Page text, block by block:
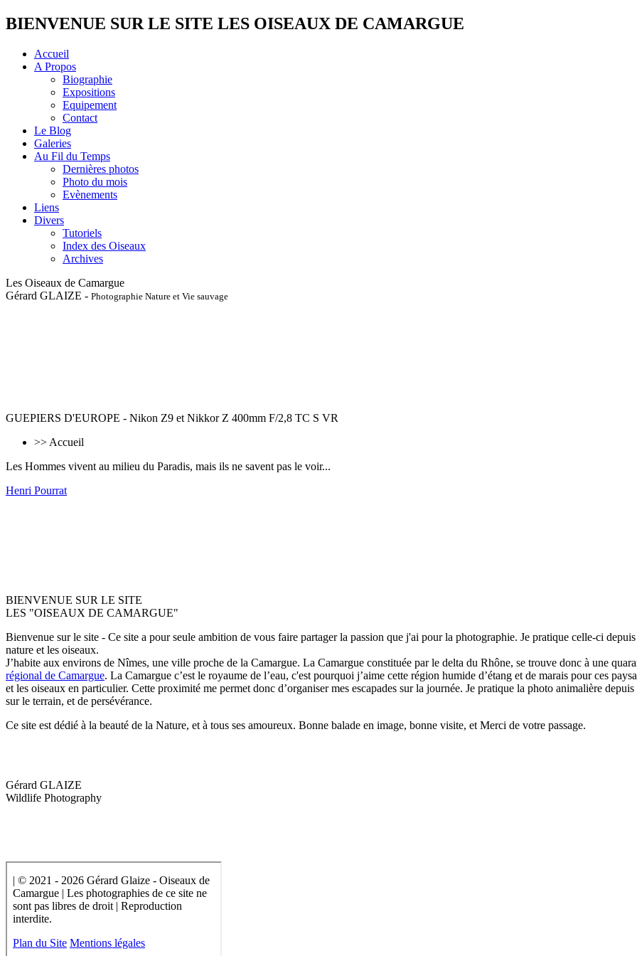
BIENVENUE SUR LE SITE LES OISEAUX DE CAMARGUE
Accueil
A Propos
Biographie
Expositions
Equipement
Contact
Le Blog
Galeries
Au Fil du Temps
Dernières photos
Photo du mois
Evènements
Liens
Divers
Tutoriels
Index des Oiseaux
Archives
Les Oiseaux de Camargue
Gérard GLAIZE - Photographie Nature et Vie sauvage
GUEPIERS D'EUROPE - Nikon Z9 et Nikkor Z 400mm F/2,8 TC S VR
>> Accueil
Les Hommes vivent au milieu du Paradis, mais ils ne savent pas le voir...
Henri Pourrat
BIENVENUE SUR LE SITE
LES "OISEAUX DE CAMARGUE"
Bienvenue sur le site - Ce site a pour seule ambition de vous faire partager la passion que j'ai pour la photographie. Je pratique celle-ci
nature et les oiseaux.
J’habite aux environs de Nîmes, une ville proche de la Camargue. La Camargue constituée par le delta du Rhône, se trouve donc à une
régional de Camargue. La Camargue c’est le royaume de l’eau, c'est pourquoi j’aime cette région humide d’étang et de marais pour ces
et les oiseaux en particulier. Cette proximité me permet donc d’organiser mes escapades sur la journée. Je pratique la photo animalière
sur le terrain, et de persévérance.
Ce site est dédié à la beauté de la Nature, et à tous ses amoureux. Bonne balade en image, bonne visite, et Merci de votre passage.
Gérard GLAIZE
Wildlife Photography